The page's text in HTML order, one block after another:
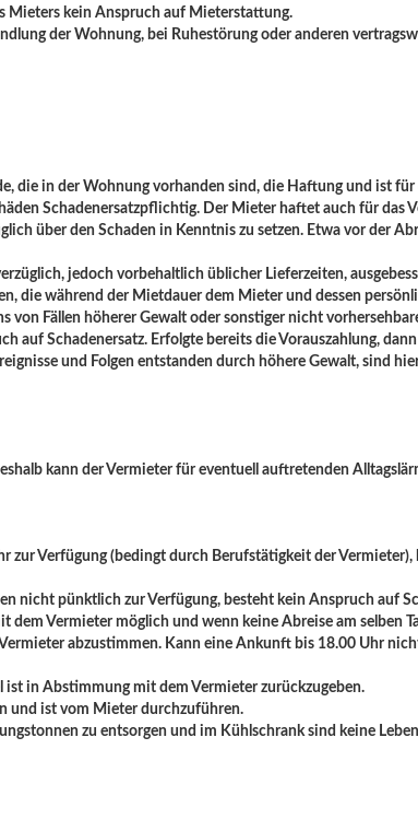
Mieters kein Anspruch auf Mieterstattung.
der Wohnung, bei Ruhestörung oder anderen
die in der Wohnung vorhanden sind, die Haftung und ist
Schadenersatzpflichtig. Der Mieter haftet auch für das
über den Schaden in Kenntnis zu setzen. Etwa vor der
jedoch vorbehaltlich üblicher Lieferzeiten,
die während der Mietdauer dem Mieter und dessen
Fällen höherer Gewalt oder sonstiger nicht
auf Schadenersatz. Erfolgte bereits die Vorauszahlung,
und Folgen entstanden durch höhere Gewalt, sind
kann der Vermieter für eventuell auftretenden
zur Verfügung (bedingt durch Berufstätigkeit der
nicht pünktlich zur Verfügung, besteht kein Anspruch auf
Vermieter möglich und wenn keine Abreise am selben
abzustimmen. Kann eine Ankunft bis 18.00 Uhr
ist in Abstimmung mit dem Vermieter zurückzugeben.
und ist vom Mieter durchzuführen.
zu entsorgen und im Kühlschrank sind keine